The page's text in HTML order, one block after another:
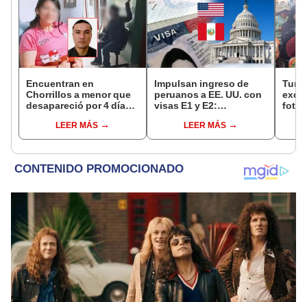
Encuentran en
Chorrillos a menor que
desapareció por 4 días
sujeto que conoció en
Roblox: PNP busca al
LEER MÁS
Impulsan ingreso de
peruanos a EE. UU. con
visas E1 y E2:
pymes serían los más
beneficiados
LEER MÁS